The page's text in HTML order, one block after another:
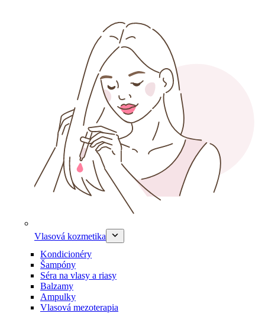
Vlasová kozmetika
Kondicionéry
Šampóny
Séra na vlasy a riasy
Balzamy
Ampulky
Vlasová mezoterapia